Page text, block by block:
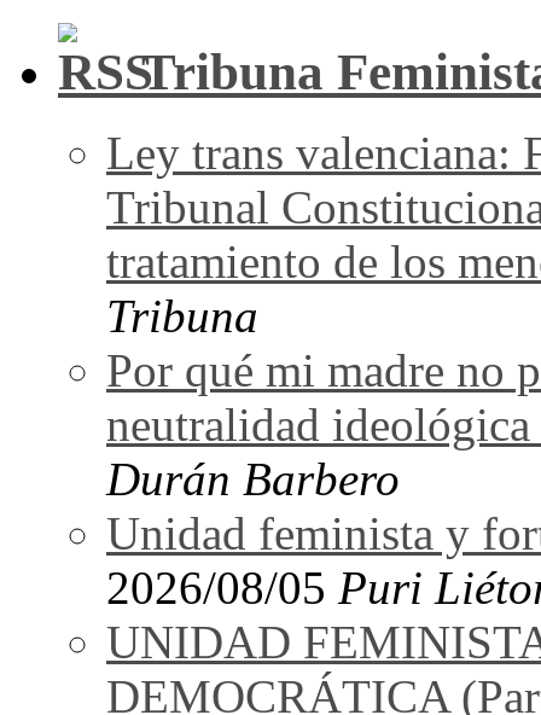
Tribuna
Ley trans valenciana:
Tribunal
tratamiento de los
Tribuna
Por qué mi madre no
neutralidad ideológica
Durán Barbero
Unidad feminista y
2026/08/05 Puri
UNIDAD
DEMOCRÁTICA